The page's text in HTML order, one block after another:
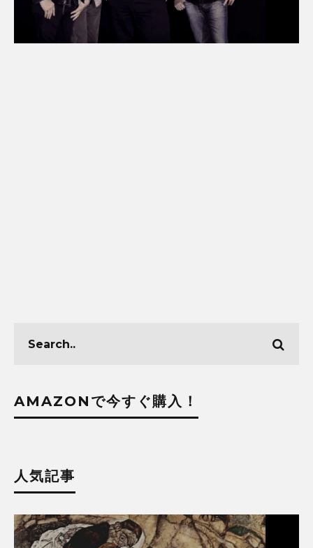
AMAZONで今すぐ購入！
人気記事